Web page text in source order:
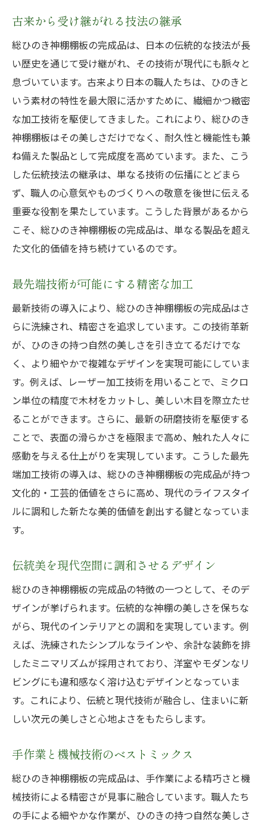
古来から受け継がれる技法の継承
総ひのき神棚棚板の完成品は、日本の伝統的な技法が長
い歴史を通じて受け継がれ、その技術が現代にも脈々と
息づいています。古来より日本の職人たちは、ひのきと
いう素材の特性を最大限に活かすために、繊細かつ緻密
な加工技術を駆使してきました。これにより、総ひのき
神棚棚板はその美しさだけでなく、耐久性と機能性も兼
ね備えた製品として完成度を高めています。また、こう
した伝統技法の継承は、単なる技術の伝播にとどまら
ず、職人の心意気やものづくりへの敬意を後世に伝える
重要な役割を果たしています。こうした背景があるから
こそ、総ひのき神棚棚板の完成品は、単なる製品を超え
た文化的価値を持ち続けているのです。
最先端技術が可能にする精密な加工
最新技術の導入により、総ひのき神棚棚板の完成品はさ
らに洗練され、精密さを追求しています。この技術革新
が、ひのきの持つ自然の美しさを引き立てるだけでな
く、より細やかで複雑なデザインを実現可能にしていま
す。例えば、レーザー加工技術を用いることで、ミクロ
ン単位の精度で木材をカットし、美しい木目を際立たせ
ることができます。さらに、最新の研磨技術を駆使する
ことで、表面の滑らかさを極限まで高め、触れた人々に
感動を与える仕上がりを実現しています。こうした最先
端加工技術の導入は、総ひのき神棚棚板の完成品が持つ
文化的・工芸的価値をさらに高め、現代のライフスタイ
ルに調和した新たな美的価値を創出する鍵となっていま
す。
伝統美を現代空間に調和させるデザイン
総ひのき神棚棚板の完成品の特徴の一つとして、そのデ
ザインが挙げられます。伝統的な神棚の美しさを保ちな
がら、現代のインテリアとの調和を実現しています。例
えば、洗練されたシンプルなラインや、余計な装飾を排
したミニマリズムが採用されており、洋室やモダンなリ
ビングにも違和感なく溶け込むデザインとなっていま
す。これにより、伝統と現代技術が融合し、住まいに新
しい次元の美しさと心地よさをもたらします。
手作業と機械技術のベストミックス
総ひのき神棚棚板の完成品は、手作業による精巧さと機
械技術による精密さが見事に融合しています。職人たち
の手による細やかな作業が、ひのきの持つ自然な美しさ